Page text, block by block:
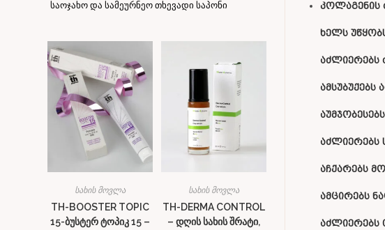
კოლაგენის
ხელს
აძლიერებს
აძლიერებს
აჩქარებს
ამცირებს
აძლიერებს
საოჯახო და სამეურნეო თხევადი საპონი
სახის მოვლა
TH-BOOSTER TOPIC
15-ბუსტერ ტოპიკ 15 –
სახის მოვლა
TH-DERMA CONTROL
– დღის სახის შრატი,